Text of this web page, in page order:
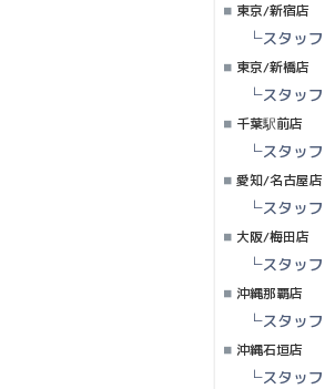
東京/新宿店
└スタッフ
東京/新橋店
└スタッフ
千葉駅前店
└スタッフ
愛知/名古屋店
└スタッフ
大阪/梅田店
└スタッフ
沖縄那覇店
└スタッフ
沖縄石垣店
└スタッフ